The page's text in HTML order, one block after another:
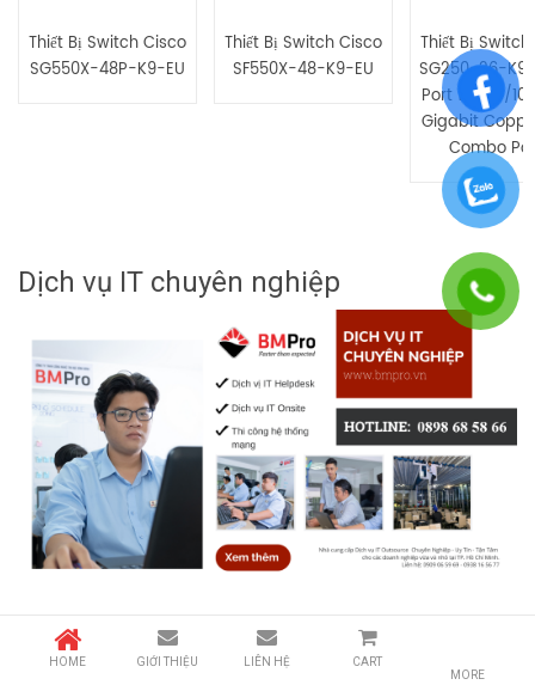
Thiết Bị Switch Cisco
SG550X-48P-K9-EU
Thiết Bị Switch Cisco
SF550X-48-K9-EU
Thiết Bị
SG250-26-
Port 10/100/
Gigabit
Combo
Dịch vụ IT chuyên nghiệp
HOME GIỚI THIỆU LIÊN HỆ
CART
MORE